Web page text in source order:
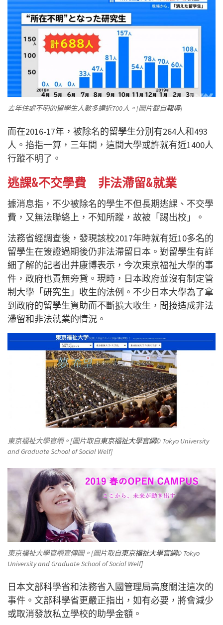
去年住處不明的留學生人數多達近700人。[圖片截自報導]
而在2016-17年，被除名的留學生分別有264人和493
人。掐指一算，三年間，這間大學或許就有近1400人
行蹤不明了。
逃課&不交學費 非法滯留&就業
據消息指，不少被除名的學生不但長期逃課、不交學
費，又無法聯絡上，不知所蹤，故被「踢出校」。
法務省經調查後，發現該校2017年時就有近10多名的
留學生在簽證過期後仍非法滯留日本。 對留學生有詳
細了解的記者出井康博表示，今次東京福祉大學的事
件，政府也責無旁貸。現時，日本政府並沒有制定管
制大學「研究生」收生的法例。不少日本大學為了拿
到政府的留學生資助而不斷擴大收生，間接造成非法
滯留和非法就業的情況。
東京福祉大學官網。[圖片取自東京福祉大學官網© Tokyo University
and Graduate School of Social Welf]
東京福祉大學官網宣傳圖。[圖片取自東京福祉大學官網© Tokyo
University and Graduate School of Social Welf]
日本文部科學省和法務省入國管理局高度關注這次的
事件。文部科學省更嚴正指出，如有必要，將會減少
或取消發放私立學校的助學金額。